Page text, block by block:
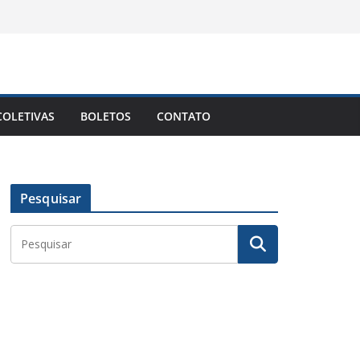
BOLETOS CONTATO
Pesquisar